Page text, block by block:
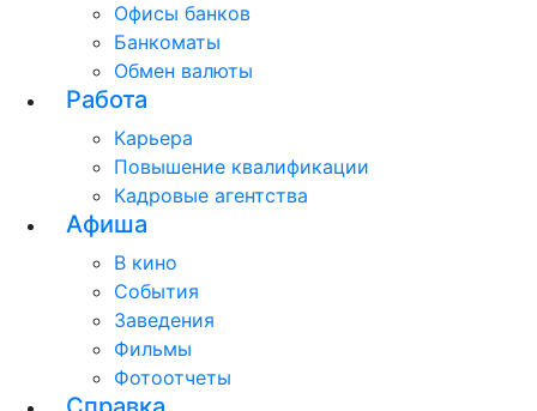
Офисы банков
Банкоматы
Обмен валюты
Работа
Карьера
Повышение квалификации
Кадровые агентства
Афиша
В кино
События
Заведения
Фильмы
Фотоотчеты